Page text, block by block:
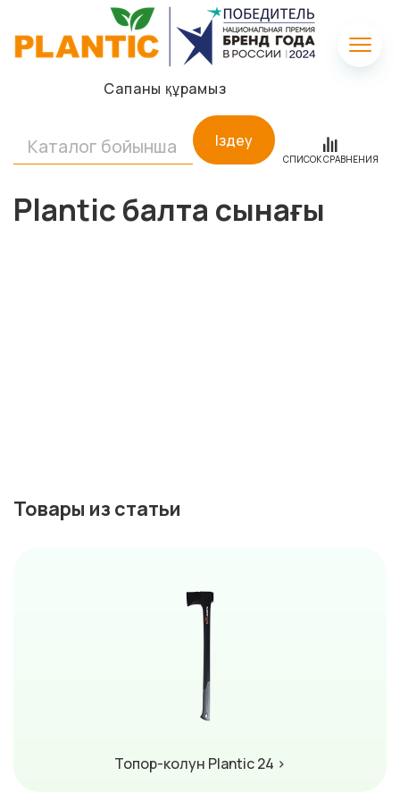
Сапаны құрамыз
Іздеу
СПИСОК СРАВНЕНИЯ
Plantic балта сынағы
Товары из статьи
Топор-колун Plantic 24 ›